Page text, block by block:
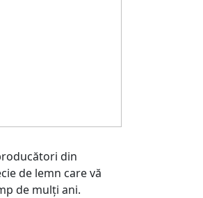
din
de lemn care vă
de mulți ani.